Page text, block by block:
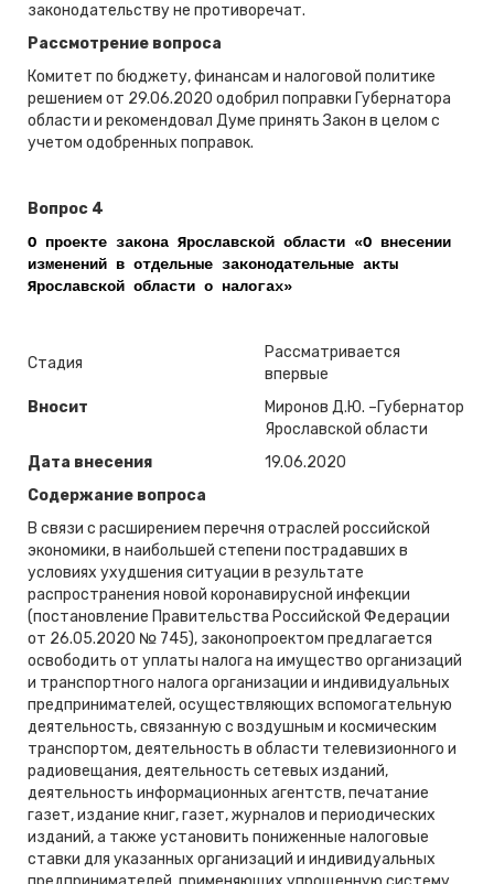
законодательству не противоречат.
Рассмотрение вопроса
Комитет по бюджету, финансам и налоговой политике
решением от 29.06.2020 одобрил поправки Губернатора
области и рекомендовал Думе принять Закон в целом с
учетом одобренных поправок.
Вопрос 4
О проекте закона Ярославской области «О внесении
изменений в отдельные законодательные акты
Ярославской области о налогах»
Стадия
Рассматривается
впервые
Вносит
Миронов Д.Ю. –Губернатор
Ярославской области
Дата внесения
19.06.2020
Содержание вопроса
В связи с расширением перечня отраслей российской
экономики, в наибольшей степени пострадавших в
условиях ухудшения ситуации в результате
распространения новой коронавирусной инфекции
(постановление Правительства Российской Федерации
от 26.05.2020 № 745), законопроектом предлагается
освободить от уплаты налога на имущество организаций
и транспортного налога организации и индивидуальных
предпринимателей, осуществляющих вспомогательную
деятельность, связанную с воздушным и космическим
транспортом, деятельность в области телевизионного и
радиовещания, деятельность сетевых изданий,
деятельность информационных агентств, печатание
газет, издание книг, газет, журналов и периодических
изданий, а также установить пониженные налоговые
ставки для указанных организаций и индивидуальных